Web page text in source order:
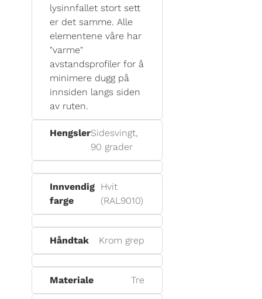
lysinnfallet stort sett
er det samme. Alle
elementene våre har
"varme"
avstandsprofiler for å
minimere dugg på
innsiden langs siden
av ruten.
HengslerSidesvingt,
90 grader
Innvendig
farge
Hvit
(RAL9010)
Håndtak Krom grep
Materiale Tre